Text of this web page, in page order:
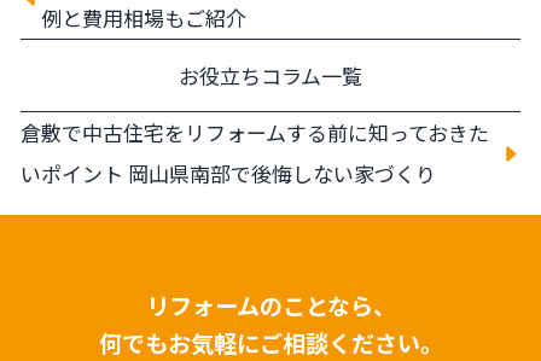
例と費用相場もご紹介
お役立ちコラム一覧
倉敷で中古住宅をリフォームする前に知っておきた
いポイント 岡山県南部で後悔しない家づくり
リフォームのことなら、
何でもお気軽にご相談ください。